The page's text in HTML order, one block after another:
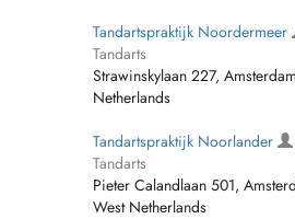
Tandartspraktijk Noordermeer
Tandarts
Strawinskylaan 227,
Netherlands
Tandartspraktijk Noorlander
Tandarts
Pieter Calandlaan 501,
West Netherlands